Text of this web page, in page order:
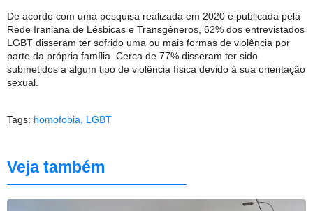
De acordo com uma pesquisa realizada em 2020 e publicada pela
Rede Iraniana de Lésbicas e Transgêneros, 62% dos entrevistados
LGBT disseram ter sofrido uma ou mais formas de violência por
parte da própria família. Cerca de 77% disseram ter sido
submetidos a algum tipo de violência física devido à sua orientação
sexual.
Tags: homofobia LGBT
Veja também